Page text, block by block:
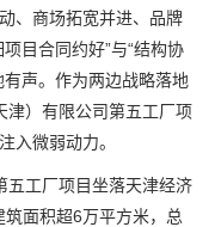
、商场拓宽并进、品牌
目合同约好”与“结构协
声。作为两边战略落地
津）有限公司第五工厂项
入微弱动力。
工厂项目坐落天津经济
面积超6万平方米，总